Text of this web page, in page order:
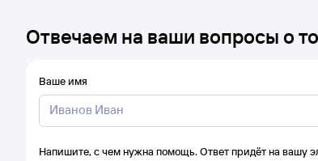
Отвечаем на ваши вопросы о
Ваше имя
Напишите, с чем нужна помощь. Ответ придёт на вашу